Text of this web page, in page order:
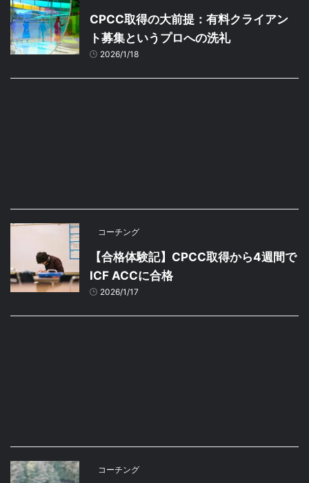
CPCC取得の大前提：有料クライアン
ト募集というプロへの洗礼
2026/1/18
コーチング
【合格体験記】CPCC取得から4週間で
ICF ACCに合格
2026/1/17
コーチング